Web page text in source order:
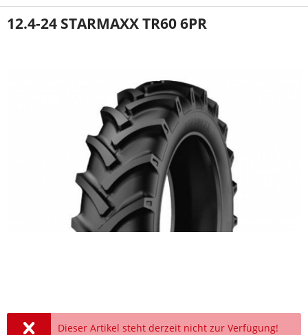
12.4-24 STARMAXX TR60 6PR
Dieser Artikel steht derzeit nicht zur Verfügung!